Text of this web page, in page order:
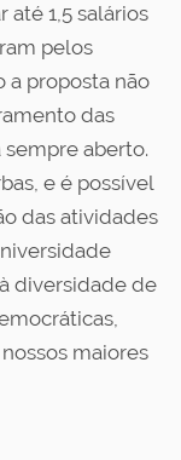
1,5 salários
pelos
a proposta não
das
aberto.
e é possível
das atividades
diversidade de
maiores